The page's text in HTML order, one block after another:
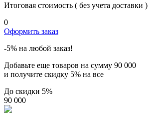
Итоговая стоимость ( без учета доставки )
0
Оформить заказ
-5% на любой заказ!
Добавьте еще товаров на сумму 90 000
и получите скидку 5% на все
До скидки 5%
90 000